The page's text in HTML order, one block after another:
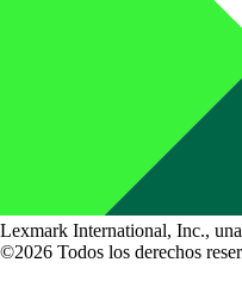
Lexmark International, Inc.,
©2026 Todos los derechos